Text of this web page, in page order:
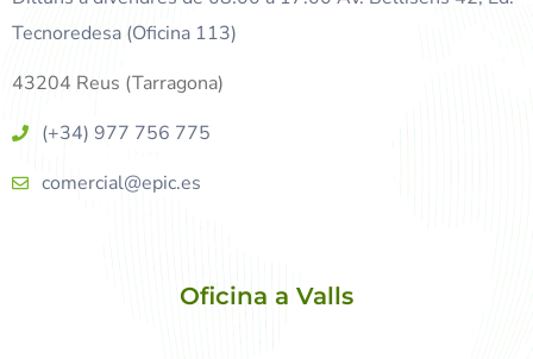
Tecnoredesa (Oficina 113)
43204 Reus (Tarragona)
(+34) 977 756 775
comercial@epic.es
Oficina a Valls